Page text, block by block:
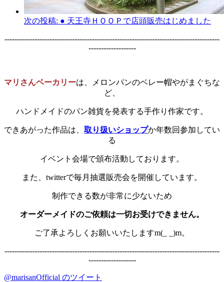
次の投稿: ● 天王寺ＨＯＯＰで店頭販売はじめました
--------------------------------------------------------------------------------------
-------------------
マリさんベーカリーは、メロンパンのベレー帽やがまぐちな
ど、
ハンドメイドのパン雑貨を発表する手作り作家です。
できあがった作品は、 取り扱いショップか年数回参加してい
る
イベント会場で頒布活動しております。
また、twitterで毎月抽選販売会を開催しています。
制作できる数が非常に少ないため
オーダーメイドのご依頼は一切お受けできません。
ご了承よろしくお願いいたしますm(_ _)m。
--------------------------------------------------------------------------------------
-------------------
@marisanOfficial のツイート